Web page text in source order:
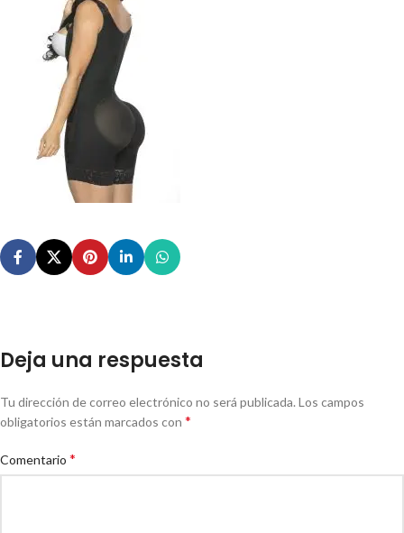
Deja una respuesta
Tu dirección de correo electrónico no será publicada. Los campos
obligatorios están marcados con *
Comentario *